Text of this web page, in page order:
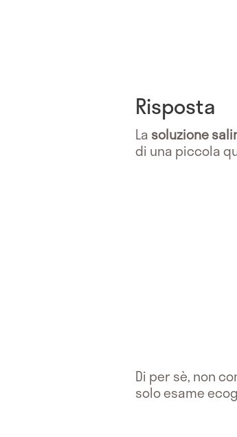
Risposta
La soluzione
di una piccola
Di per sè, non
solo esame